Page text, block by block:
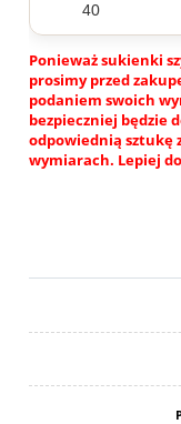
40
Ponieważ sukienki
prosimy przed
podaniem swoich
bezpieczniej będzie
odpowiednią sztukę
wymiarach. Lepiej